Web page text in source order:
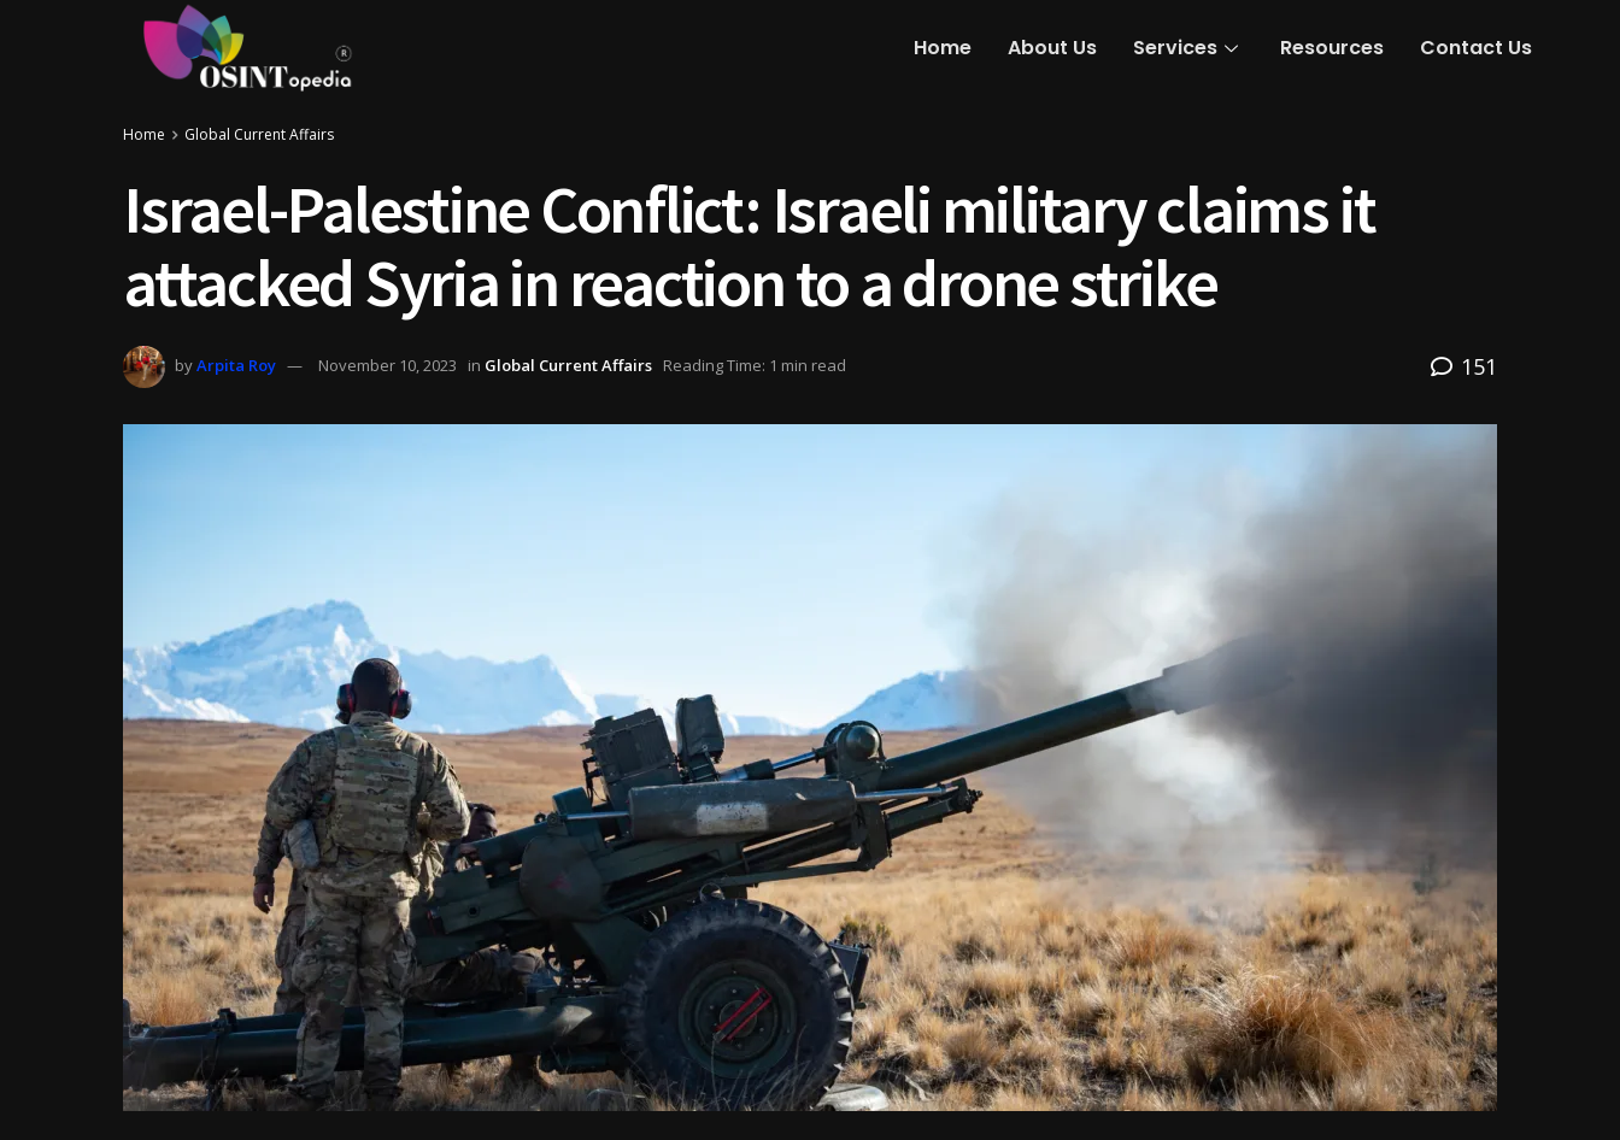
Home About Us Services Resources Contact Us
Home Global Current Affairs
Israel-Palestine Conflict: Israeli military claims it
attacked Syria in reaction to a drone strike
byArpita Roy November 10, 2023 in Global Current Affairs Reading Time: 1 min read 151